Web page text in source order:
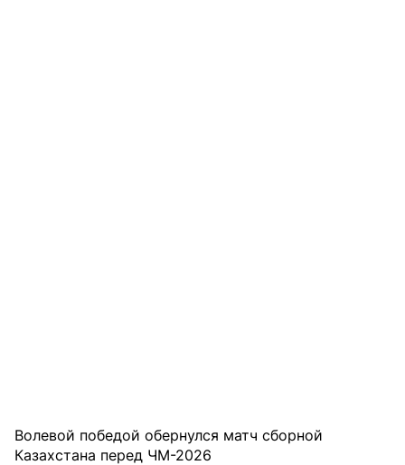
Волевой победой обернулся матч сборной
Казахстана перед ЧМ-2026